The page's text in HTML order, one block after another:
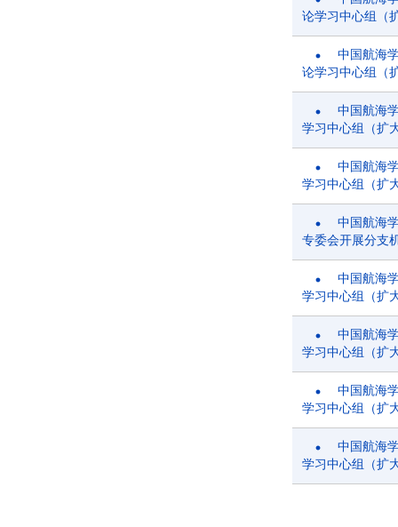
论学习中心组（
中国航海
论学习中心组（
中国航海
学习中心组（扩
中国航海
学习中心组（扩
中国航海
专委会开展分支
中国航海
学习中心组（扩
中国航海
学习中心组（扩
中国航海
学习中心组（扩
中国航海
学习中心组（扩